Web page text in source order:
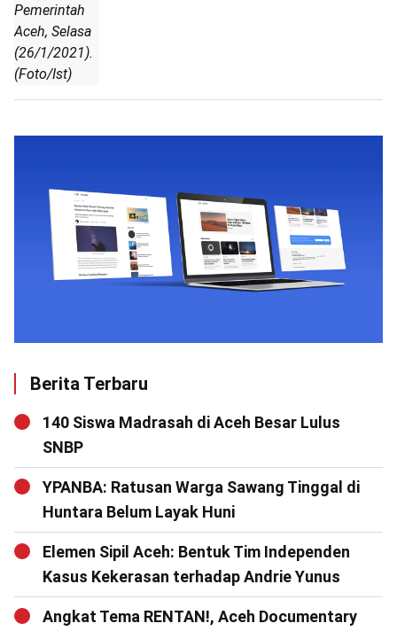
Pemerintah
Aceh, Selasa
(26/1/2021).
(Foto/Ist)
Berita Terbaru
140 Siswa Madrasah di Aceh Besar Lulus
SNBP
YPANBA: Ratusan Warga Sawang Tinggal di
Huntara Belum Layak Huni
Elemen Sipil Aceh: Bentuk Tim Independen
Kasus Kekerasan terhadap Andrie Yunus
Angkat Tema RENTAN!, Aceh Documentary